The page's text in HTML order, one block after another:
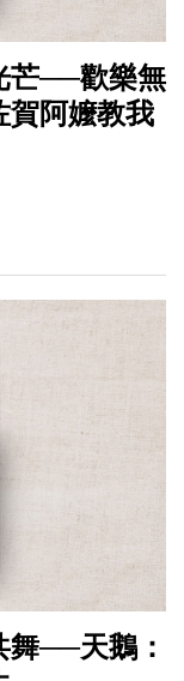
芒──歡樂無
賀阿嬤教我
舞──天鵝：